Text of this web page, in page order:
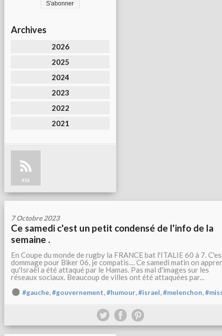
Archives
2026
2025
2024
2023
2022
2021
RSS
7 Octobre 2023
Ce samedi c'est un petit condensé de l'info de la
semaine .
En Coupe du monde de rugby la FRANCE bat l'ITALIE 60 à 7.
dommage pour Biker 06, je compatis.... Ce samedi matin on
qu'Israël a été attaqué par le Hamas. Pas mal d'images sur les
réseaux sociaux. Beaucoup de villes ont été attaquées par...
#gauche,#gouvernement,#humour,#israel,#melenchon,